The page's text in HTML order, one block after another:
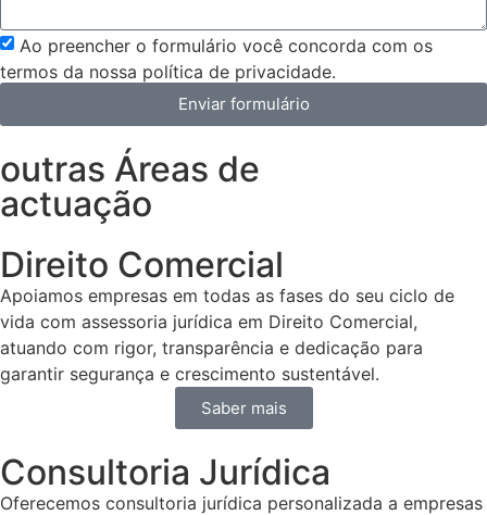
Ao preencher o formulário você concorda com os
termos da nossa política de privacidade.
Enviar formulário
outras Áreas de
actuação
Direito Comercial
Apoiamos empresas em todas as fases do seu ciclo de
vida com assessoria jurídica em Direito Comercial,
atuando com rigor, transparência e dedicação para
garantir segurança e crescimento sustentável.
Saber mais
Consultoria Jurídica
Oferecemos consultoria jurídica personalizada a empresas